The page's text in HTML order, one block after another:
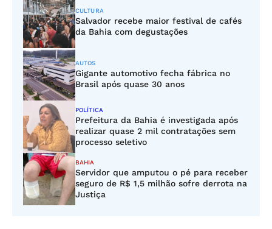
CULTURA
Salvador recebe maior festival de cafés
da Bahia com degustações
AUTOS
Gigante automotivo fecha fábrica no
Brasil após quase 30 anos
POLÍTICA
Prefeitura da Bahia é investigada após
realizar quase 2 mil contratações sem
processo seletivo
BAHIA
Servidor que amputou o pé para receber
seguro de R$ 1,5 milhão sofre derrota na
Justiça